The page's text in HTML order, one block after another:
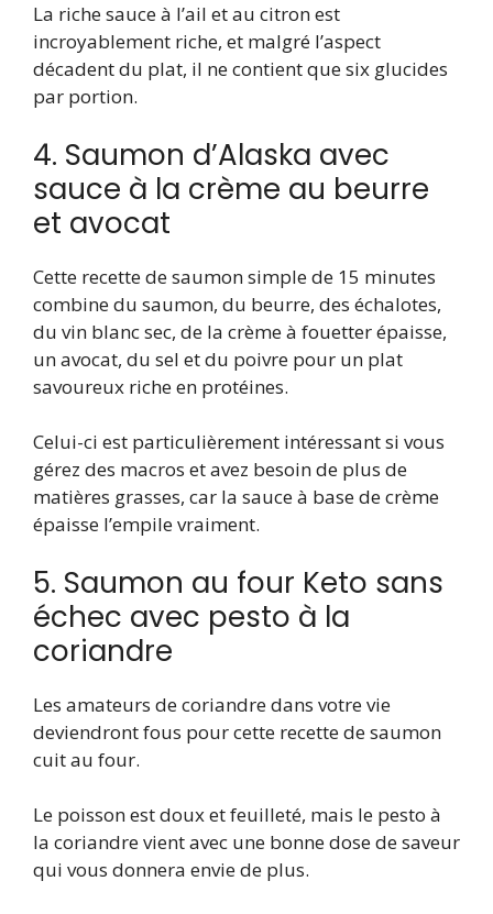
La riche sauce à l’ail et au citron est
incroyablement riche, et malgré l’aspect
décadent du plat, il ne contient que six glucides
par portion.
4. Saumon d’Alaska avec
sauce à la crème au beurre
et avocat
Cette recette de saumon simple de 15 minutes
combine du saumon, du beurre, des échalotes,
du vin blanc sec, de la crème à fouetter épaisse,
un avocat, du sel et du poivre pour un plat
savoureux riche en protéines.
Celui-ci est particulièrement intéressant si vous
gérez des macros et avez besoin de plus de
matières grasses, car la sauce à base de crème
épaisse l’empile vraiment.
5. Saumon au four Keto sans
échec avec pesto à la
coriandre
Les amateurs de coriandre dans votre vie
deviendront fous pour cette recette de saumon
cuit au four.
Le poisson est doux et feuilleté, mais le pesto à
la coriandre vient avec une bonne dose de saveur
qui vous donnera envie de plus.